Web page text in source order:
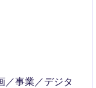
／事業／デジタ